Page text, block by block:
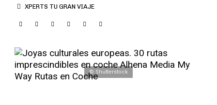
XPERTS TU GRAN VIAJE
© Shutterstock